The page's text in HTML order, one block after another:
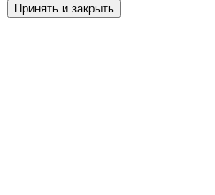
Принять и закрыть